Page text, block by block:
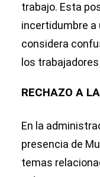
trabajo. Esta
incertidumbre a
considera
los
RECHAZO A
En la
presencia de
temas